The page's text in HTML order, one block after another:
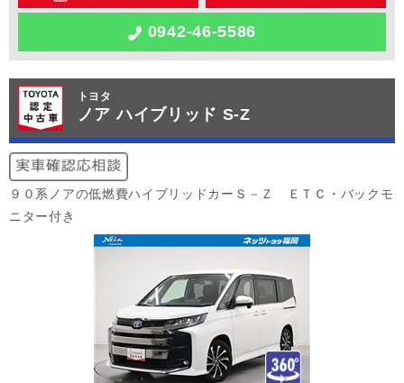
0942-46-5586
トヨタ
ノア ハイブリッド S-Z
９０系ノアの低燃費ハイブリッドカーＳ－Ｚ ＥＴＣ・バックモ
ニター付き